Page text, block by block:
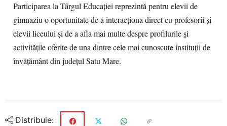
Participarea la Târgul Educației reprezintă pentru elevii de
gimnaziu o oportunitate de a interacționa direct cu profesorii și
elevii liceului și de a afla mai multe despre profilurile și
activitățile oferite de una dintre cele mai cunoscute instituții de
învățământ din județul Satu Mare.
Distribuie: